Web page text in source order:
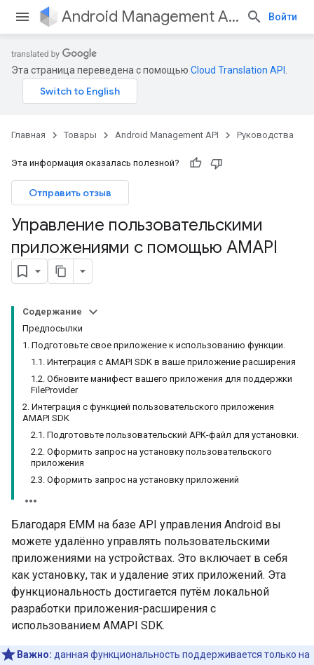
Android Management API Войти
Эта страница переведена с помощью Cloud Translation API
Главная Товары Android Management API Руководства
Эта информация оказалась полезной?
Отправить отзыв
Управление пользовательскими
приложениями с помощью AMAPI
Содержание
Предпосылки
1. Подготовьте свое приложение к использованию функции.
1.1. Интеграция с AMAPI SDK в ваше приложение расширения
1.2. Обновите манифест вашего приложения для поддержки
FileProvider
2. Интеграция с функцией пользовательского приложения
AMAPI SDK
2.1. Подготовьте пользовательский APK-файл для установки.
2.2. Оформить запрос на установку пользовательского
приложения
2.3. Оформить запрос на установку приложений
Благодаря EMM на базе API управления Android вы
можете удалённо управлять пользовательскими
приложениями на устройствах. Это включает в себя
как установку, так и удаление этих приложений. Эта
функциональность достигается путём локальной
разработки приложения-расширения с
использованием AMAPI SDK.
Важно: данная функциональность поддерживается только на